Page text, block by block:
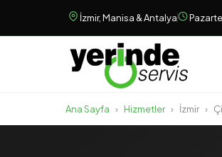
İzmir, Manisa & Antalya
Ana Sayfa › Hizmetler › İzmir ›